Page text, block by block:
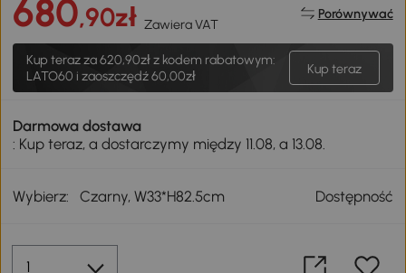
680,90zł Zawiera VAT
Porównywać
Kup teraz za620,90złz kodem rabatowym:
LATO60 i zaoszczędź 60,00zł
Kup teraz
Darmowa dostawa
: Kup teraz, a dostarczymy między 11.08, a 13.08.
Wybierz: Czarny, W33*H82.5cm Dostępność